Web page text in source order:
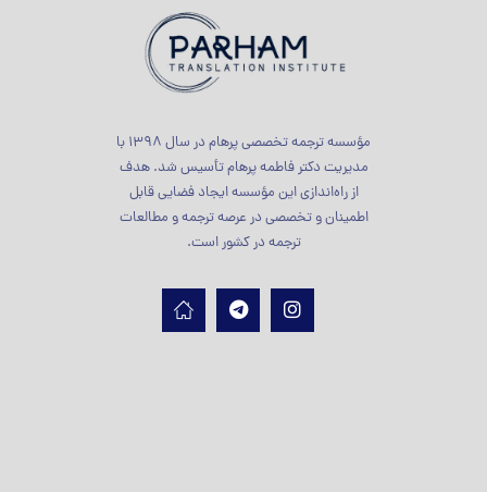
مؤسسه ترجمه تخصصی پرهام در سال 1398 با
مدیریت دکتر فاطمه پرهام تأسیس شد. هدف
از راه‌اندازی این مؤسسه ایجاد فضایی قابل
اطمینان و تخصصی در عرصه ترجمه و مطالعات
ترجمه در کشور است.